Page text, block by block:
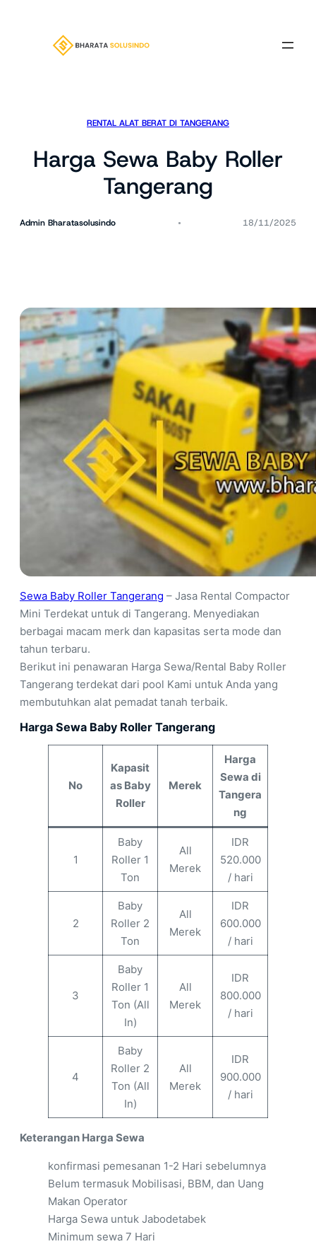
RENTAL ALAT BERAT DI TANGERANG
Harga Sewa Baby Roller
Tangerang
Admin Bharatasolusindo 18/11/2025
Sewa Baby Roller Tangerang – Jasa Rental Compactor
Mini Terdekat untuk di Tangerang. Menyediakan
berbagai macam merk dan kapasitas serta mode dan
tahun terbaru.
Berikut ini penawaran Harga Sewa/Rental Baby Roller
Tangerang terdekat dari pool Kami untuk Anda yang
membutuhkan alat pemadat tanah terbaik.
Harga Sewa Baby Roller Tangerang
No
Kapasit
as Baby
Roller
Merek
Harga
Sewa di
Tangera
ng
1
Baby
Roller 1
Ton
All
Merek
IDR
520.000
/ hari
2
Baby
Roller 2
Ton
All
Merek
IDR
600.000
/ hari
3
Baby
Roller 1
Ton (All
In)
All
Merek
IDR
800.000
/ hari
4
Baby
Roller 2
Ton (All
In)
All
Merek
IDR
900.000
/ hari
Keterangan Harga Sewa
konfirmasi pemesanan 1-2 Hari sebelumnya
Belum termasuk Mobilisasi, BBM, dan Uang
Makan Operator
Harga Sewa untuk Jabodetabek
Minimum sewa 7 Hari